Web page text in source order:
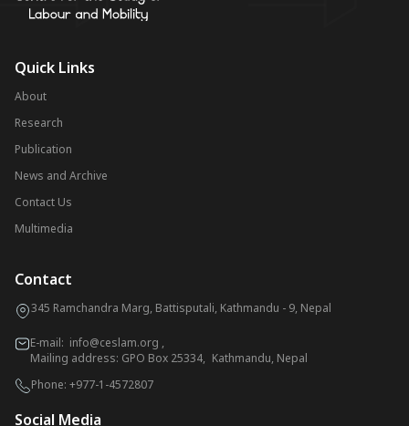
Quick Links
About
Research
Publication
News and Archive
Contact Us
Multimedia
Contact
345 Ramchandra Marg, Battisputali, Kathmandu - 9, Nepal
E-mail: info@ceslam.org ,
Mailing address: GPO Box 25334, Kathmandu, Nepal
Phone: +977-1-4572807
Social Media